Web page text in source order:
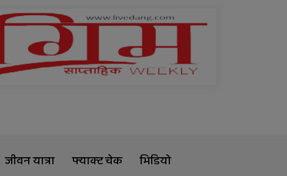
जीवन यात्रा फ्याक्ट चेक
भिडियो